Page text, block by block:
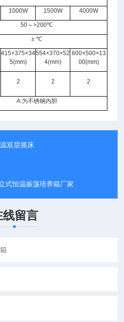
1000W 1500W 4000W
50～>200℃
±℃
415×375×34
5(mm)
554×370×52
4(mm)
600×500×13
00(mm)
2 2 2
A:为不锈钢内胆
双层摇床
式恒温振荡培养箱厂家
线留言